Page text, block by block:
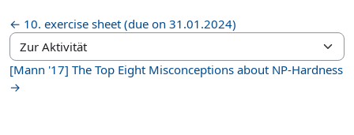
← 10. exercise sheet (due on 31.01.2024)
Zur Aktivität
[Mann '17] The Top Eight Misconceptions about NP-Hardness
→